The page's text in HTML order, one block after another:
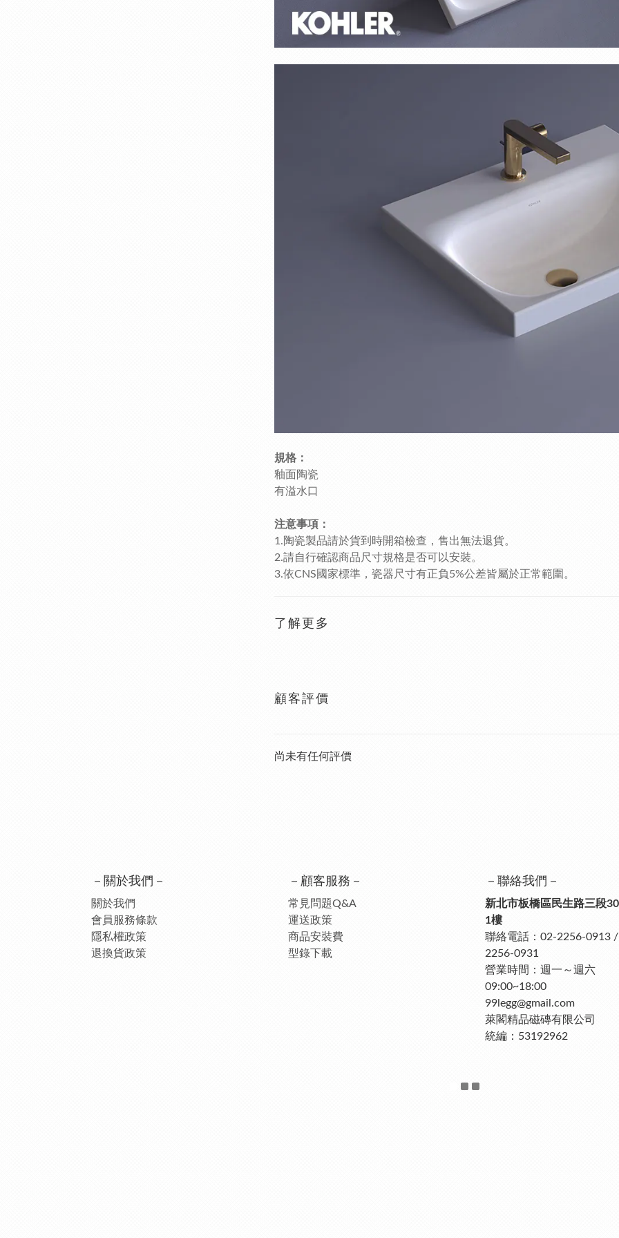
規格：
釉面陶瓷
有溢水口
注意事項：
1.陶瓷製品請於貨到時開箱檢查，售出無法退貨。
2.請自行確認商品尺寸規格是否可以安裝。
3.依CNS國家標準，瓷器尺寸有正負5%公差皆屬於正常範圍。
了解更多
顧客評價
尚未有任何評價
－關於我們－
關於我們
會員服務條款
隱私權政策
退換貨政策
－顧客服務－
常見問題Q&A
運送政策
商品安裝費
型錄下載
－聯絡我們－
新北市板橋區民生路三段
1樓
聯絡電話：02-2256-0913
2256-0931
營業時間：週一～週六
09:00~18:00
99legg@gmail.com
萊閣精品磁磚有限公司
統編：53192962